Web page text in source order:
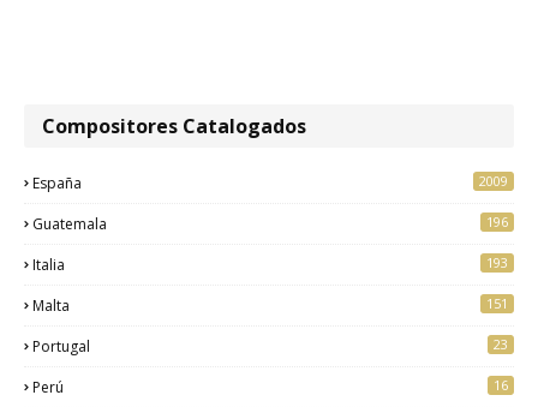
Compositores Catalogados
España 2009
Guatemala 196
Italia 193
Malta 151
Portugal 23
Perú 16